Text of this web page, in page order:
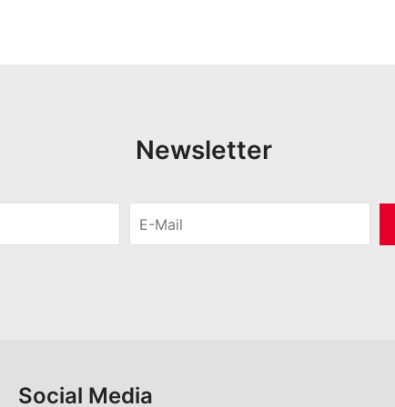
Newsletter
M
Social Media